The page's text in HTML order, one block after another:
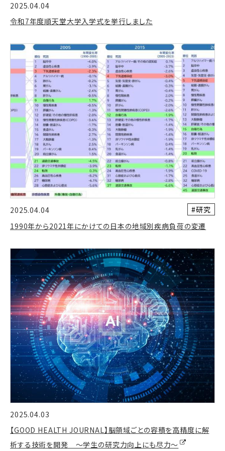
2025.04.04
令和7年度順天堂大学入学式を挙行しました
2025.04.04
#研究
1990年から2021年にかけての日本の地域別疾病負荷の変遷
2025.04.03
【GOOD HEALTH JOURNAL】脳領域ごとの容積を高精度に解
析する技術を開発 ～学生の研究力向上にも尽力～